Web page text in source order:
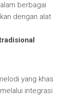
berbagai
dengan alat
yang khas
integrasi